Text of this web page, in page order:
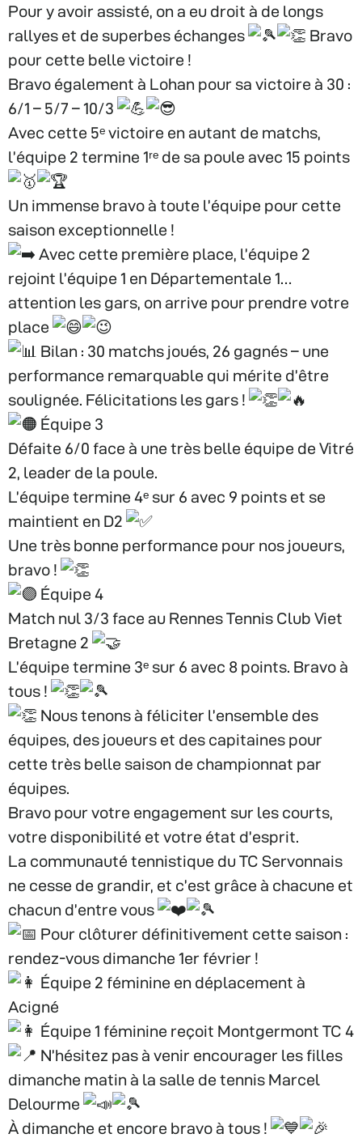
Pour y avoir assisté, on a eu droit à de longs
rallyes et de superbes échanges
Bravo
pour cette belle victoire !
Bravo également à Lohan pour sa victoire à 30 :
6/1 – 5/7 – 10/3
Avec cette 5ᵉ victoire en autant de matchs,
l’équipe 2 termine 1ʳᵉ de sa poule avec 15 points
Un immense bravo à toute l’équipe pour cette
saison exceptionnelle !
Avec cette première place, l’équipe 2
rejoint l’équipe 1 en Départementale 1…
attention les gars, on arrive pour prendre votre
place
Bilan : 30 matchs joués, 26 gagnés – une
performance remarquable qui mérite d’être
soulignée. Félicitations les gars !
Équipe 3
Défaite 6/0 face à une très belle équipe de Vitré
2, leader de la poule.
L’équipe termine 4ᵉ sur 6 avec 9 points et se
maintient en D2
Une très bonne performance pour nos joueurs,
bravo !
Équipe 4
Match nul 3/3 face au Rennes Tennis Club Viet
Bretagne 2
L’équipe termine 3ᵉ sur 6 avec 8 points. Bravo à
tous !
Nous tenons à féliciter l’ensemble des
équipes, des joueurs et des capitaines pour
cette très belle saison de championnat par
équipes.
Bravo pour votre engagement sur les courts,
votre disponibilité et votre état d’esprit.
La communauté tennistique du TC Servonnais
ne cesse de grandir, et c’est grâce à chacune et
chacun d’entre vous
Pour clôturer définitivement cette saison :
rendez-vous dimanche 1er février !
Équipe 2 féminine en déplacement à
Acigné
Équipe 1 féminine reçoit Montgermont TC 4
N’hésitez pas à venir encourager les filles
dimanche matin à la salle de tennis Marcel
Delourme
À dimanche et encore bravo à tous !